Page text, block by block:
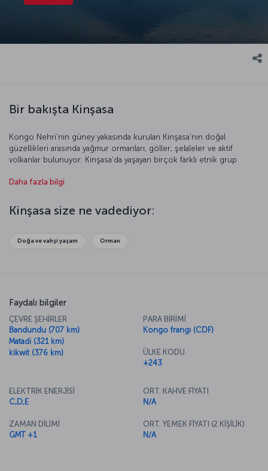
Bir bakışta Kinşasa
Kongo Nehri’nin güney yakasında kurulan Kinşasa’nın doğal
güzellikleri arasında yağmur ormanları, göller, şelaleler ve aktif
volkanlar bulunuyor. Kinşasa’da yaşayan birçok farklı etnik grup
dönemlerde Léopoldville adıyla anılan şehir, 1967 yılından beri
Kinşasa, yeni ve ilginç yerler keşfetmek isteyenlerin kenti.
Daha fazla bilgi
Kinşasa size ne vadediyor:
Doğa ve vahşi yaşam Orman
Faydalı bilgiler
ÇEVRE ŞEHİRLER
Bandundu (707 km)
Matadi (321 km)
kikwit (376 km)
PARA BİRİMİ
Kongo frangı (CDF)
ÜLKE KODU
+243
ELEKTRİK ENERJİSİ
C,D,E
ZAMAN DİLİMİ
GMT +1
ORT. KAHVE FİYATI
N/A
ORT. YEMEK FİYATI (2 KİŞİLİK)
N/A